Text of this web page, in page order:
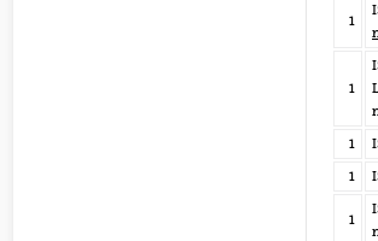
1
1
1
1
1